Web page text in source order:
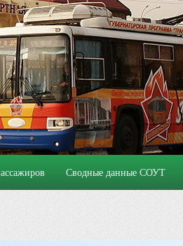
Сводные данные СОУТ